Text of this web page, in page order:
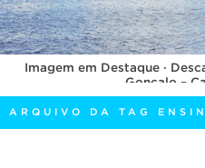
EDITAIS
INTERNACIONAL
OUVIDORIA
PORTARIAS
TELEFONES
Imagem em Destaque ·
Gonçalo –
ARQUIVO DA TAG